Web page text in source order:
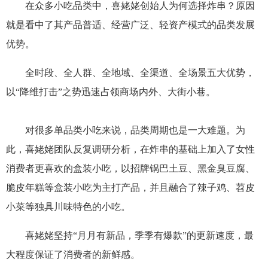
在众多小吃品类中，喜姥姥创始人为何选择炸串？原因
就是看中了其产品普适、经营广泛、轻资产模式的品类发展
优势。
全时段、全人群、全地域、全渠道、全场景五大优势，
以“降维打击”之势迅速占领商场内外、大街小巷。
对很多单品类小吃来说，品类周期也是一大难题。为
此，喜姥姥团队反复调研分析，在炸串的基础上加入了女性
消费者更喜欢的盒装小吃，以招牌锅巴土豆、黑金臭豆腐、
脆皮年糕等盒装小吃为主打产品，并且融合了辣子鸡、苕皮
小菜等独具川味特色的小吃。
喜姥姥坚持“月月有新品，季季有爆款”的更新速度，最
大程度保证了消费者的新鲜感。